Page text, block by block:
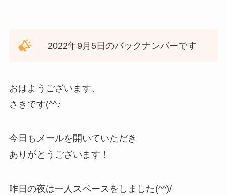
2022年9月5日のバックナンバーです
おはようございます、
さきです(^^♪
今日もメールを開いていただき
ありがとうございます！
昨日の夜は一人スペースをしました(^^)/